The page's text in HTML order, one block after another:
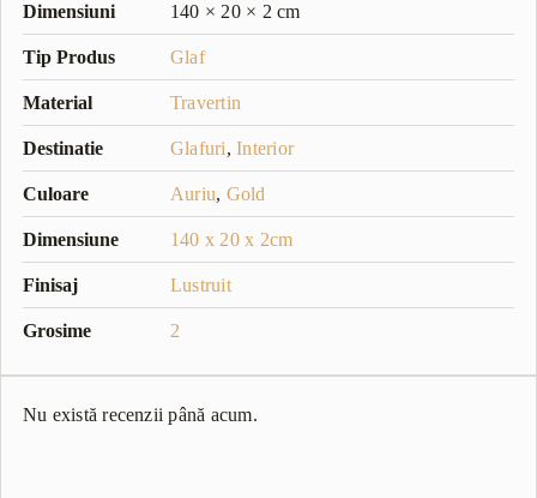
Dimensiuni 140 × 20 × 2 cm
Tip Produs Glaf
Material Travertin
Destinatie Glafuri,Interior
Culoare Auriu, Gold
Dimensiune 140 x 20 x 2cm
Finisaj Lustruit
Grosime 2
Nu există recenzii până acum.